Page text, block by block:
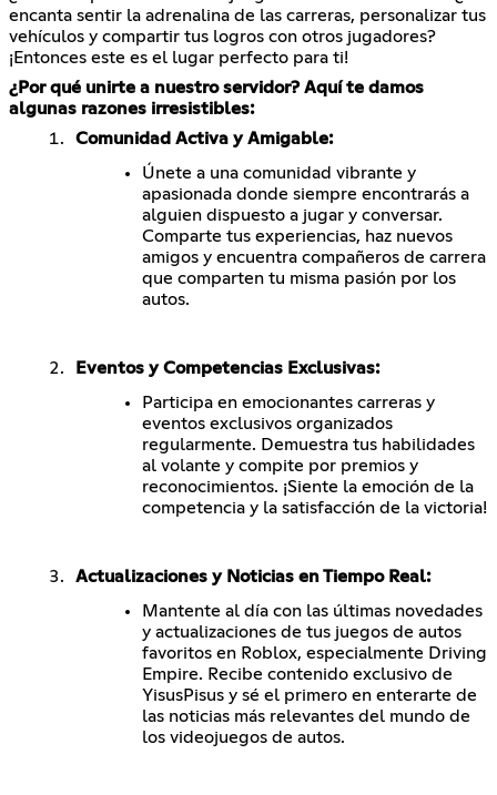
encanta sentir la adrenalina de las carreras, personalizar tus
vehículos y compartir tus logros con otros jugadores?
¡Entonces este es el lugar perfecto para ti!
¿Por qué unirte a nuestro servidor? Aquí te damos
algunas razones irresistibles:
Comunidad Activa y Amigable:
Únete a una comunidad vibrante y
apasionada donde siempre encontrarás a
alguien dispuesto a jugar y conversar.
Comparte tus experiencias, haz nuevos
amigos y encuentra compañeros de carrera
que comparten tu misma pasión por los
autos.
Eventos y Competencias Exclusivas:
Participa en emocionantes carreras y
eventos exclusivos organizados
regularmente. Demuestra tus habilidades
al volante y compite por premios y
reconocimientos. ¡Siente la emoción de la
competencia y la satisfacción de la victoria!
Actualizaciones y Noticias en Tiempo Real:
Mantente al día con las últimas novedades
y actualizaciones de tus juegos de autos
favoritos en Roblox, especialmente Driving
Empire. Recibe contenido exclusivo de
YisusPisus y sé el primero en enterarte de
las noticias más relevantes del mundo de
los videojuegos de autos.